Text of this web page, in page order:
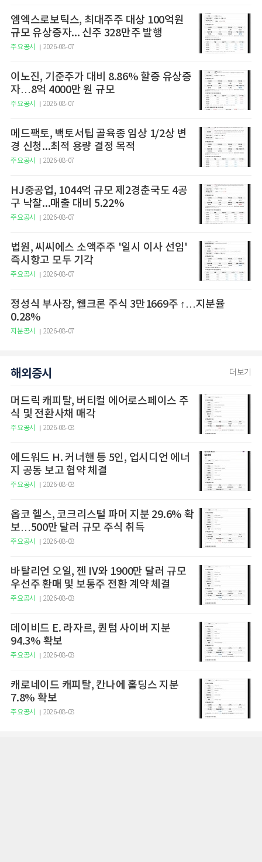
엠엑스로보틱스, 최대주주 대상 100억원
규모 유상증자... 신주 328만주 발행
주요공시 2026-08-07
이노진, 기준주가 대비 8.86% 할증 유상증
자…8억 4000만 원 규모
주요공시 2026-08-07
메드팩토, 백토서팁 골육종 임상 1/2상 변
경 신청...최적 용량 결정 목적
주요공시 2026-08-07
HJ중공업, 1044억 규모 제2경춘국도 4공
구 낙찰...매출 대비 5.22%
주요공시 2026-08-07
법원, 씨씨에스 소액주주 '일시 이사 선임'
즉시항고 모두 기각
주요공시 2026-08-07
정성식 부사장, 웰크론 주식 3만1669주 ↑…지분율
0.28%
지분공시 2026-08-07
해외증시 더보기
머드릭 캐피탈, 버티컬 에어로스페이스 주
식 및 전환사채 매각
주요공시 2026-08-08
에드워드 H. 커너핸 등 5인, 업시디언 에너
지 공동 보고 협약 체결
주요공시 2026-08-08
옵코 헬스, 코크리스털 파머 지분 29.6% 확
보…500만 달러 규모 주식 취득
주요공시 2026-08-08
바탈리언 오일, 젠 IV와 1900만 달러 규모
우선주 환매 및 보통주 전환 계약 체결
주요공시 2026-08-08
데이비드 E. 라자르, 퀀텀 사이버 지분
94.3% 확보
주요공시 2026-08-08
캐로네이드 캐피탈, 칸나에 홀딩스 지분
7.8% 확보
주요공시 2026-08-08